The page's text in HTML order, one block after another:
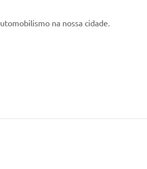
na nossa cidade.